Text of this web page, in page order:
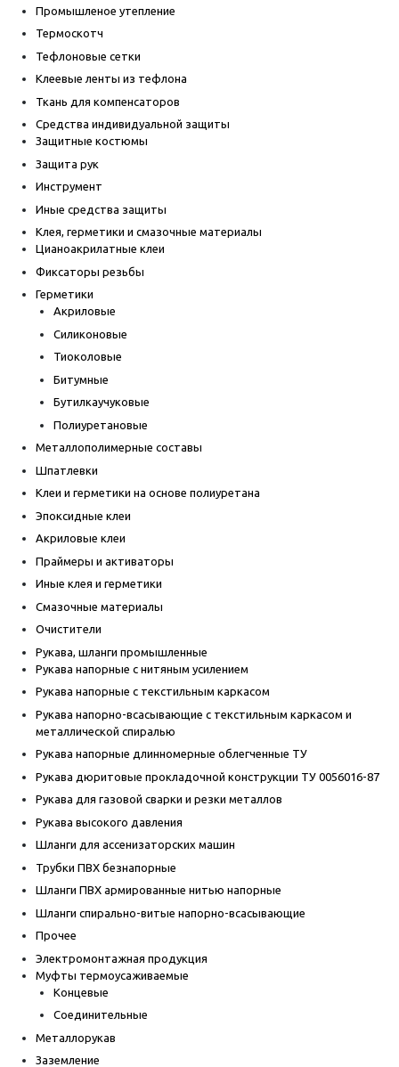
Промышленое утепление
Термоскотч
Тефлоновые сетки
Клеевые ленты из тефлона
Ткань для компенсаторов
Средства индивидуальной защиты
Защитные костюмы
Защита рук
Инструмент
Иные средства защиты
Клея, герметики и смазочные материалы
Цианоакрилатные клеи
Фиксаторы резьбы
Герметики
Акриловые
Силиконовые
Тиоколовые
Битумные
Бутилкаучуковые
Полиуретановые
Металлополимерные составы
Шпатлевки
Клеи и герметики на основе полиуретана
Эпоксидные клеи
Акриловые клеи
Праймеры и активаторы
Иные клея и герметики
Смазочные материалы
Очистители
Рукава, шланги промышленные
Рукава напорные с нитяным усилением
Рукава напорные с текстильным каркасом
Рукава напорно-всасывающие с текстильным каркасом и
металлической спиралью
Рукава напорные длинномерные облегченные ТУ
Рукава дюритовые прокладочной конструкции ТУ 0056016-87
Рукава для газовой сварки и резки металлов
Рукава высокого давления
Шланги для ассенизаторских машин
Трубки ПВХ безнапорные
Шланги ПВХ армированные нитью напорные
Шланги спирально-витые напорно-всасывающие
Прочее
Электромонтажная продукция
Муфты термоусаживаемые
Концевые
Соединительные
Металлорукав
Заземление